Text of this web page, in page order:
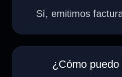
Sí, emitimos
¿Cómo